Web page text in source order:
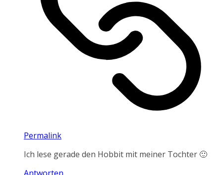
Permalink
Ich lese gerade den Hobbit mit meiner Tochter 🙂